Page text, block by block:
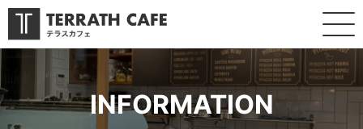
INFORMATION